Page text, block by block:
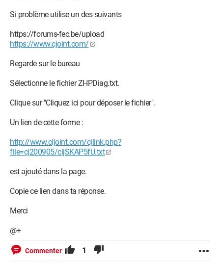
Si problème utilise un des suivants
https://forums-fec.be/upload
https://www.cjoint.com/
Regarde sur le bureau
Sélectionne le fichier ZHPDiag.txt.
Clique sur "Cliquez ici pour déposer le fichier".
Un lien de cette forme :
http://www.cijoint.com/cjlink.php?
file=cj200905/cijSKAP5fU.txt
est ajouté dans la page.
Copie ce lien dans ta réponse.
Merci
@+
Commenter 1